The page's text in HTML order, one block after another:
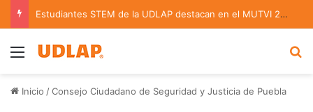
Estudiantes STEM de la UDLAP destacan en el MUTVI 2026
Menu
Inicio /Consejo Ciudadano de Seguridad y Justicia de Puebla